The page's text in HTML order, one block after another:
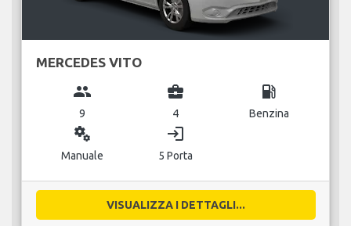
MERCEDES VITO
group
9
business_center
4
local_gas_station
Benzina
miscellaneous_services
Manuale
login
5 Porta
VISUALIZZA I DETTAGLI...